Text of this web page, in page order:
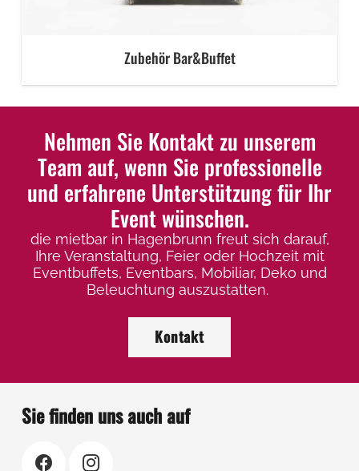
Zubehör Bar&Buffet
Nehmen Sie Kontakt zu unserem
Team auf, wenn Sie professionelle
und erfahrene Unterstützung für Ihr
Event wünschen.
die mietbar in Hagenbrunn freut sich darauf,
Ihre Veranstaltung, Feier oder Hochzeit mit
Eventbuffets, Eventbars, Mobiliar, Deko und
Beleuchtung auszustatten.
Kontakt
Sie finden uns auch auf